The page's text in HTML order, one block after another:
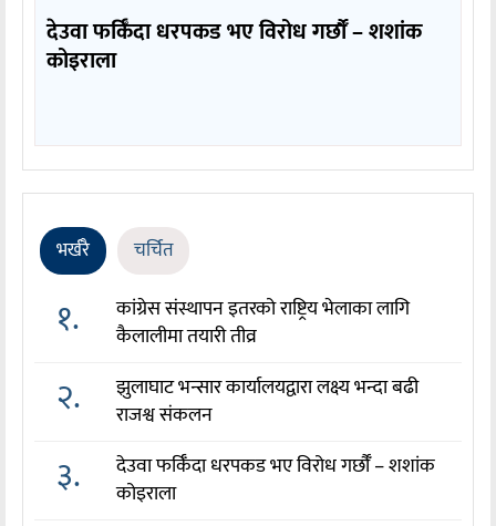
देउवा फर्किँदा धरपकड भए विरोध गर्छौँं – शशांक
कोइराला
भर्खरै चर्चित
१.
कांग्रेस संस्थापन इतरको राष्ट्रिय भेलाका लागि
कैलालीमा तयारी तीव्र
२.
झुलाघाट भन्सार कार्यालयद्वारा लक्ष्य भन्दा बढी
राजश्व संकलन
३.
देउवा फर्किँदा धरपकड भए विरोध गर्छौँं – शशांक
कोइराला